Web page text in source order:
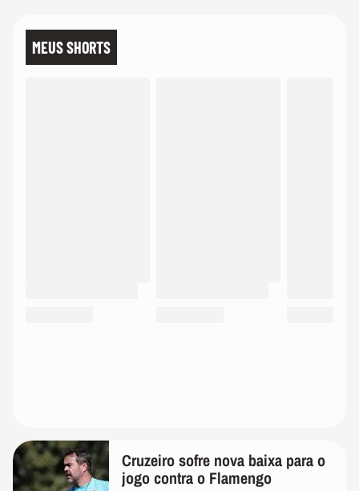
MEUS SHORTS
Cruzeiro sofre nova baixa para o
jogo contra o Flamengo